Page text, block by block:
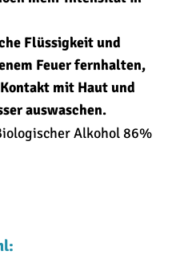
Flüssigkeit und
Feuer fernhalten,
mit Haut und
auswaschen.
Alkohol 86%